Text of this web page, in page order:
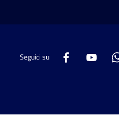
Seguici su